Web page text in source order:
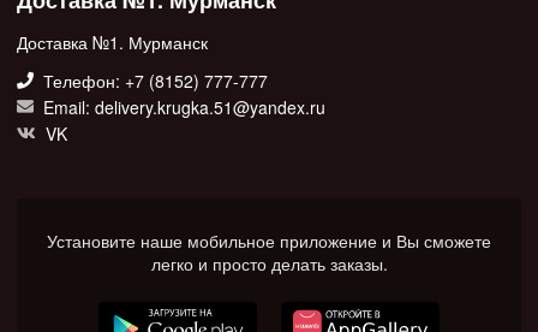
Доставка №1. Мурманск
Телефон: +7 (8152) 777-777
Email: delivery.krugka.51@yandex.ru
VK
Установите наше мобильное приложение и Вы сможете
легко и просто делать заказы.